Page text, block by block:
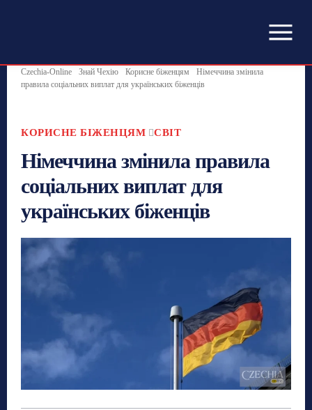
Czechia-Online Знай Чехію Корисне біженцям
Німеччина змінила
правила соціальних виплат для українських біженців
КОРИСНЕ БІЖЕНЦЯМ СВІТ
Німеччина змінила правила
соціальних виплат для
українських біженців